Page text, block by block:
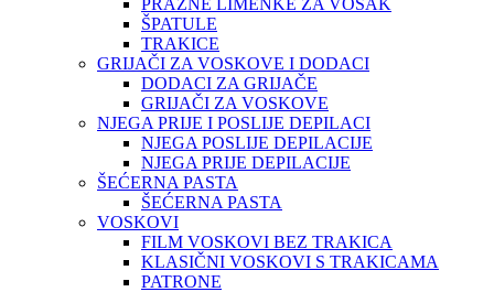
PRAZNE LIMENKE ZA VOSAK
ŠPATULE
TRAKICE
GRIJAČI ZA VOSKOVE I DODACI
DODACI ZA GRIJAČE
GRIJAČI ZA VOSKOVE
NJEGA PRIJE I POSLIJE DEPILACI
NJEGA POSLIJE DEPILACIJE
NJEGA PRIJE DEPILACIJE
ŠEĆERNA PASTA
ŠEĆERNA PASTA
VOSKOVI
FILM VOSKOVI BEZ TRAKICA
KLASIČNI VOSKOVI S TRAKICAMA
PATRONE